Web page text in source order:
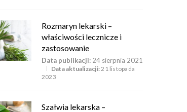
Rozmaryn lekarski –
właściwości lecznicze i
zastosowanie
Data publikacji: 24 sierpnia 2021
Data aktualizacji:21 listopada
2023
Szałwia lekarska –